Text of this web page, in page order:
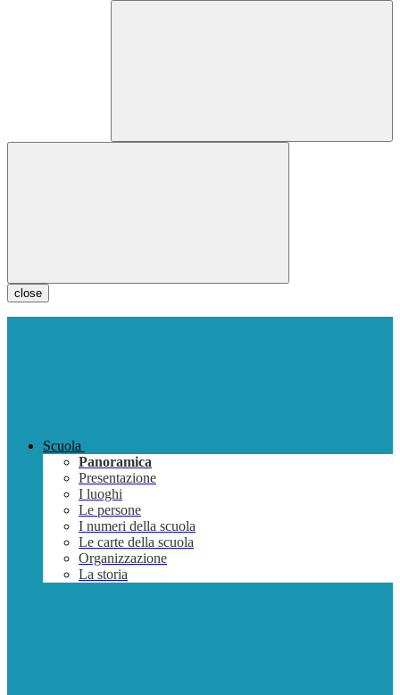
close
Scuola
Panoramica
Presentazione
I luoghi
Le persone
I numeri della scuola
Le carte della scuola
Organizzazione
La storia